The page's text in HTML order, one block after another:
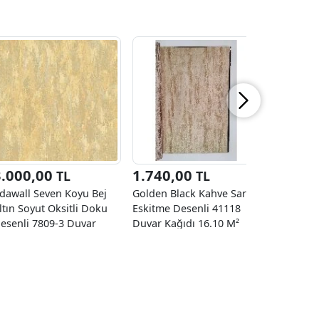
TL
Seven Koyu Bej
Soyut Oksitli Doku
7809-3 Duvar
1.740,00 TL
Golden Black Kahve Sarı
Eskitme Desenli 41118
Duvar Kağıdı 16.10 M²